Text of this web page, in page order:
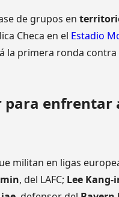
de grupos en
Checa en el Estadio
la primera ronda
para enfrentar
militan en ligas
, del LAFC; Lee Kang-